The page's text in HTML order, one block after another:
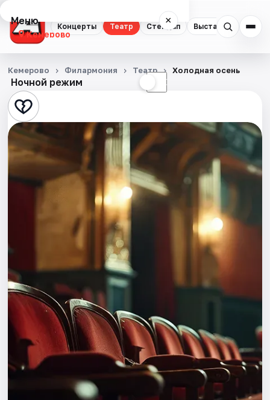
Концерты Театр Стендап Выставки
Меню ×
Кемерово
Концерты
Театр
Стендап
Выставки
Квесты
Города
Площадки
Артисты
Рейтинги
Ночной режим ☾
Кемерово Филармония Театр Холодная осень